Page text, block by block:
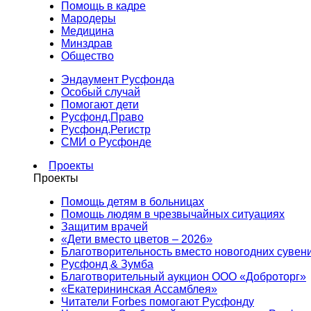
Помощь в кадре
Мародеры
Медицина
Минздрав
Общество
Эндаумент Русфонда
Особый случай
Помогают дети
Русфонд.Право
Русфонд.Регистр
СМИ о Русфонде
Проекты
Проекты
Помощь детям в больницах
Помощь людям в чрезвычайных ситуациях
Защитим врачей
«Дети вместо цветов – 2026»
Благотворительность вместо новогодних
Русфонд & Зумба
Благотворительный аукцион ООО «Доброторг»
«Екатерининская Ассамблея»
Читатели Forbes помогают Русфонду